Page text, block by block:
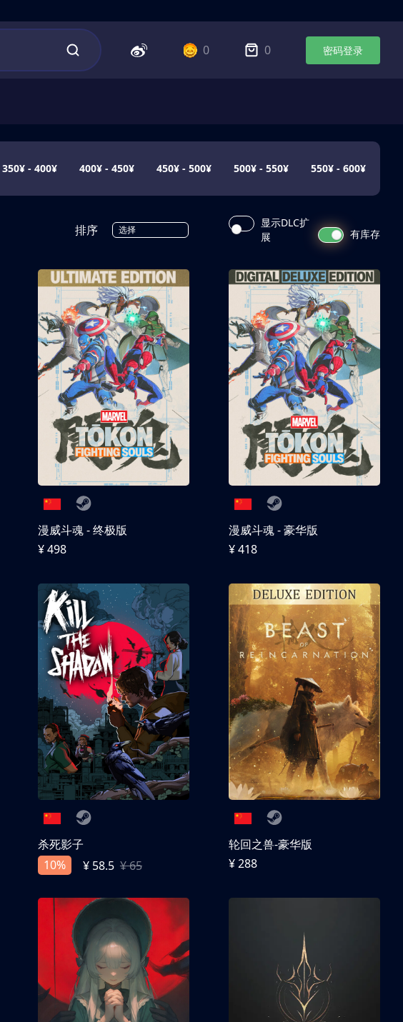
0 0 密码登录
350¥ - 400¥ 400¥ - 450¥ 450¥ - 500¥ 500¥ - 550¥ 550¥ - 600¥
排序 选择
显示DLC扩
展
有库存
漫威斗魂 - 终极版
¥ 498
漫威斗魂 - 豪华版
¥ 418
杀死影子
10%
¥ 58.5 ¥ 65
轮回之兽-豪华版
¥ 288